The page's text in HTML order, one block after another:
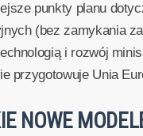
punkty planu
(bez zamykania
i rozwój
przygotowuje Unia
NOWE